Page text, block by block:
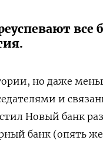
все
но даже
и
Новый банк
банк (опять